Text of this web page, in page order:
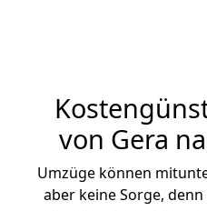
von Gera
Umzüge können
aber keine Sorge,